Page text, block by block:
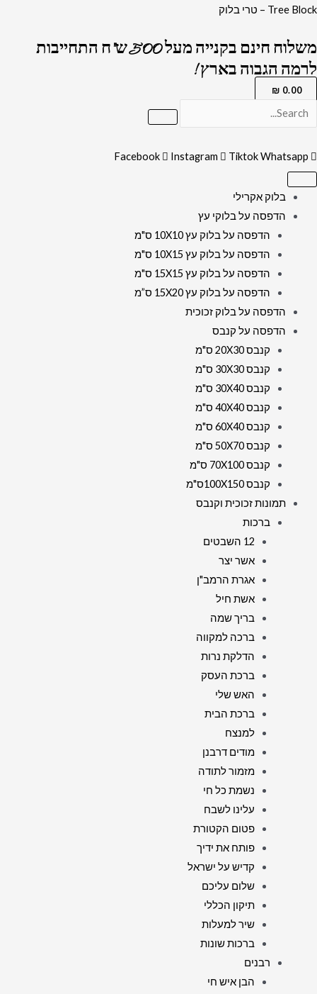
דילוג
Tree Block – טרי בלוק
משלוח חינם בקנייה מעל 500 ש"ח התחייבות
לרמה הגבוה בארץ !
0.00
₪
Facebook Instagram TiktokWhatsapp
בלוק אקרילי
הדפסה על בלוקי עץ
הדפסה על בלוק עץ 10X10 ס"מ
הדפסה על בלוק עץ 10X15 ס"מ
הדפסה על בלוק עץ 15X15 ס"מ
הדפסה על בלוק עץ 15X20 ס”מ
הדפסה על בלוק זכוכית
הדפסה על קנבס
קנבס 20X30 ס"מ
קנבס 30X30 ס"מ
קנבס 30X40 ס"מ
קנבס 40X40 ס"מ
קנבס 60X40 ס"מ
קנבס 50X70 ס"מ
קנבס 70X100 ס"מ
קנבס 100X150ס"מ
תמונות זכוכית וקנבס
ברכות
12 השבטים
אשר יצר
אגרת הרמב"ן
אשת חיל
בריך שמה
ברכה למקווה
הדלקת נרות
ברכת העסק
האש שלי
ברכת הבית
למנצח
מודים דרבנן
מזמור לתודה
נשמת כל חי
עלינו לשבח
פטום הקטורת
פותח את ידיך
קדיש על ישראל
שלום עליכם
תיקון הכללי
שיר למעלות
ברכות שונות
רבנים
הבן איש חי
כמות
3075
-
תמונה
על
שיש
לבן
ואפור